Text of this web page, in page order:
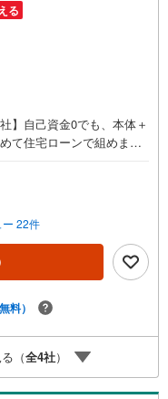
る
】自己資金0でも、本体＋
て住宅ローンで組めま
目線での営業を心がけて
ださい！◆他社様でご紹
できます。◆おまとめロ
・カード系の借入・エア
め可能です。◆お忙しいと
ます。◆勤続年数が1年未満
・相続相談・空家管理・
す！（＾＾）！
22件
料）
（全4社）